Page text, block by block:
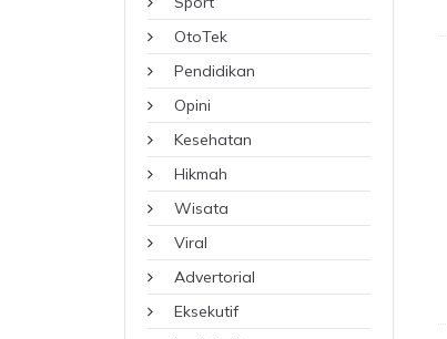
OtoTek
Pendidikan
Opini
Kesehatan
Hikmah
Wisata
Viral
Advertorial
Eksekutif